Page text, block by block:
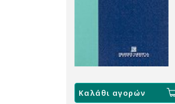
Καλάθι αγορών